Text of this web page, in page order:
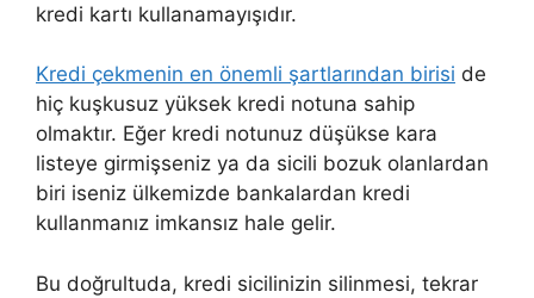
kredi kartı kullanamayışıdır.
Kredi çekmenin en önemli şartlarından birisi de
hiç kuşkusuz yüksek kredi notuna sahip
olmaktır. Eğer kredi notunuz düşükse kara
listeye girmişseniz ya da sicili bozuk olanlardan
biri iseniz ülkemizde bankalardan kredi
kullanmanız imkansız hale gelir.
Bu doğrultuda, kredi sicilinizin silinmesi, tekrar